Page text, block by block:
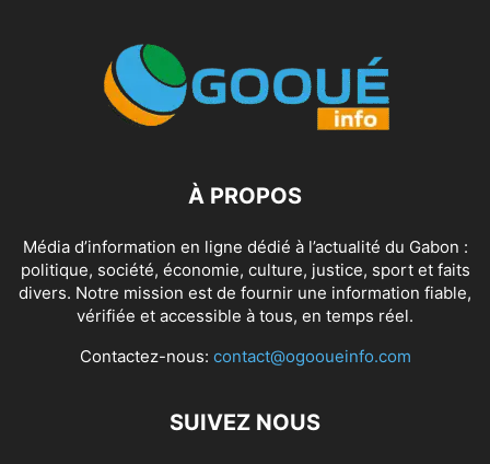
À PROPOS
Média d’information en ligne dédié à l’actualité du Gabon :
politique, société, économie, culture, justice, sport et faits
divers. Notre mission est de fournir une information fiable,
vérifiée et accessible à tous, en temps réel.
Contactez-nous: contact@ogooueinfo.com
SUIVEZ NOUS